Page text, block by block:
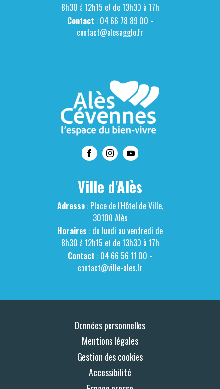
8h30 à 12h15 et de 13h30 à 17h
Contact : 04 66 78 89 00 -
contact@alesagglo.fr
Ville d'Alès
Adresse: Place de l'Hôtel de Ville,
30100 Alès
Horaires : du lundi au vendredi de
8h30 à 12h15 et de 13h30 à 17h
Contact : 04 66 56 11 00 -
contact@ville-ales.fr
Données personnelles
Mentions légales
Gestion des cookies
Accessibilité